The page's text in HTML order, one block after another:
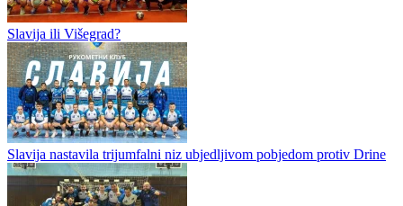
Dva meča rukometnog karavana odložena
Predstojećeg vikenda biće odigrane samo tri utakmica 19. kola u
m:tel Prvoj ligi Republike Srpske za rukometaše. Dva meča su
odogođena, i to: ORK BL – Mladost i Kozara (KD) – Kotor Varoš.
Razlog je...